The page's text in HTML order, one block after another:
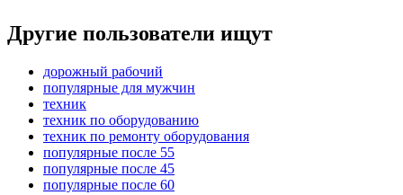
Другие пользователи ищут
дорожный рабочий
популярные для мужчин
техник
техник по оборудованию
техник по ремонту оборудования
популярные после 55
популярные после 45
популярные после 60